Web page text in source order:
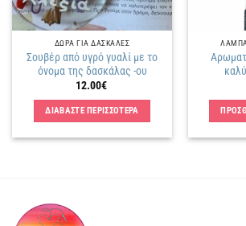
ΔΩΡΑ ΓΙΑ ΔΑΣΚΑΛΕΣ
Σουβέρ από υγρό γυαλί με το
όνομα της δασκάλας -ου
12.00€
ΔΙΑΒΑΣΤΕ ΠΕΡΙΣΣΟΤΕΡΑ